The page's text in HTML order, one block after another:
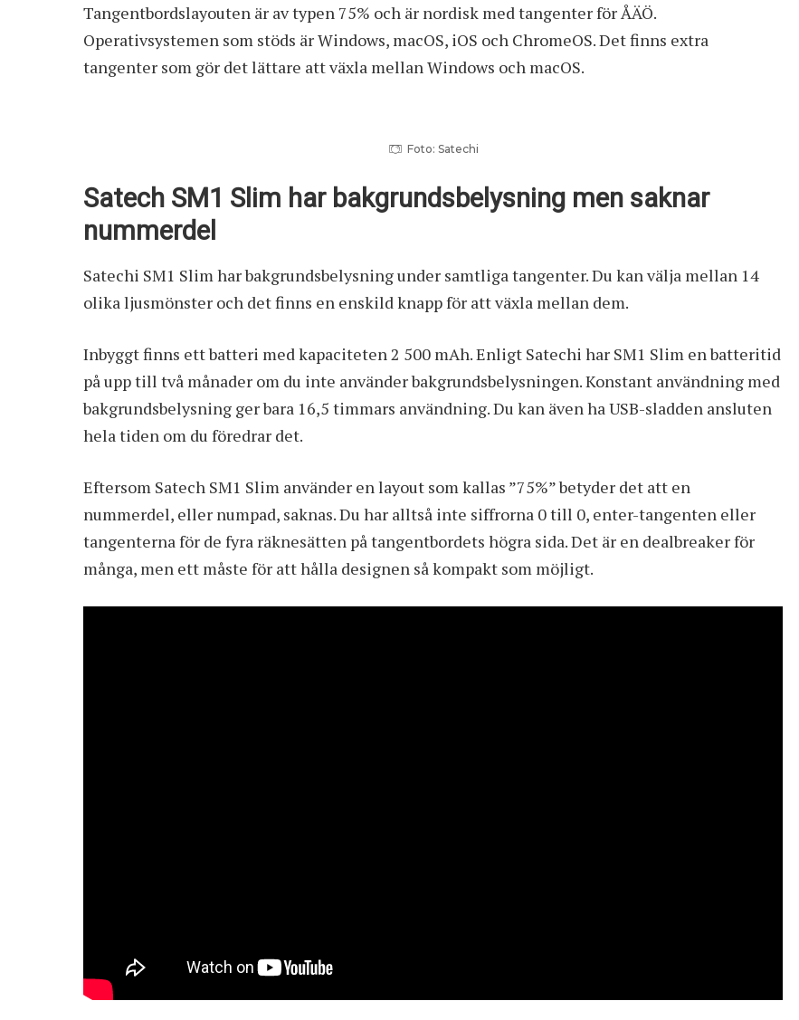
Tangentbordslayouten är av typen 75% och är nordisk med tangenter för ÅÄÖ.
Operativsystemen som stöds är Windows, macOS, iOS och ChromeOS. Det finns extra
tangenter som gör det lättare att växla mellan Windows och macOS.
Foto: Satechi
Satech SM1 Slim har bakgrundsbelysning men saknar
nummerdel
Satechi SM1 Slim har bakgrundsbelysning under samtliga tangenter. Du kan välja mellan 14
olika ljusmönster och det finns en enskild knapp för att växla mellan dem.
Inbyggt finns ett batteri med kapaciteten 2 500 mAh. Enligt Satechi har SM1 Slim en batteritid
på upp till två månader om du inte använder bakgrundsbelysningen. Konstant användning med
bakgrundsbelysning ger bara 16,5 timmars användning. Du kan även ha USB-sladden ansluten
hela tiden om du föredrar det.
Eftersom Satech SM1 Slim använder en layout som kallas ”75%” betyder det att en
nummerdel, eller numpad, saknas. Du har alltså inte siffrorna 0 till 0, enter-tangenten eller
tangenterna för de fyra räknesätten på tangentbordets högra sida. Det är en dealbreaker för
många, men ett måste för att hålla designen så kompakt som möjligt.